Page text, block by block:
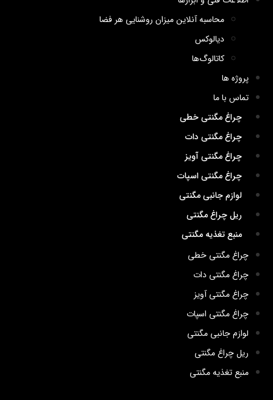
محاسبه آنلاین میزان روشنایی هر فضا
دیالوکس
کاتالوگ‌ها
پروژه ها
تماس با ما
چراغ مگنتی خطی
چراغ مگنتی دات
چراغ مگنتی آویز
چراغ مگنتی اسپات
لوازم جانبی مگنتی
ریل چراغ مگنتی
منبع تغذیه مگنتی
چراغ مگنتی خطی
چراغ مگنتی دات
چراغ مگنتی آویز
چراغ مگنتی اسپات
لوازم جانبی مگنتی
ریل چراغ مگنتی
منبع تغذیه مگنتی